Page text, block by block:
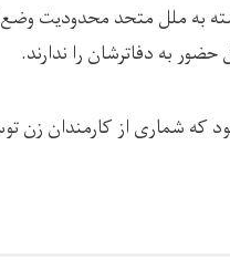
به ملل متحد محدودیت
به دفاترشان را ندارند.
که شماری از کارمندان زن